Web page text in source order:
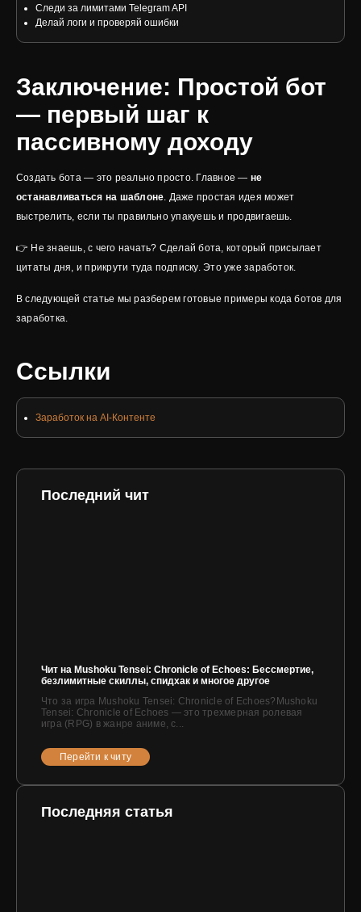
Следи за лимитами Telegram API
Делай логи и проверяй ошибки
Заключение: Простой бот
— первый шаг к
пассивному доходу
Создать бота — это реально просто. Главное — не
останавливаться на шаблоне. Даже простая идея может
выстрелить, если ты правильно упакуешь и продвигаешь.
👉 Не знаешь, с чего начать? Сделай бота, который присылает
цитаты дня, и прикрути туда подписку. Это уже заработок.
В следующей статье мы разберем готовые примеры кода ботов для
заработка.
Ссылки
Заработок на AI-Контенте
Последний чит
Чит на Mushoku Tensei: Chronicle of Echoes: Бессмертие,
безлимитные скиллы, спидхак и многое другое
Что за игра Mushoku Tensei: Chronicle of Echoes?Mushoku
Tensei: Chronicle of Echoes — это трехмерная ролевая
игра (RPG) в жанре аниме, с...
Перейти к читу
Последняя статья